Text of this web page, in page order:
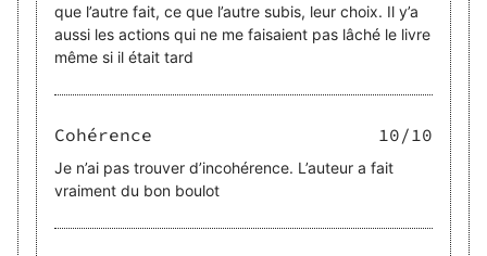
que l’autre fait, ce que l’autre subis, leur choix. Il y’a
aussi les actions qui ne me faisaient pas lâché le livre
même si il était tard
Cohérence 10/10
Je n’ai pas trouver d’incohérence. L’auteur a fait
vraiment du bon boulot